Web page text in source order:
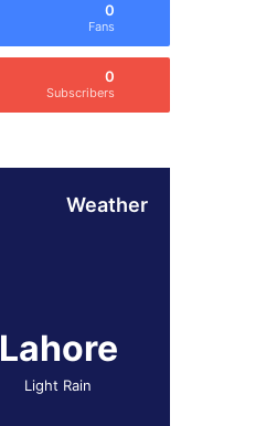
0
Fans
0
Subscribers
Weather
Lahore
Light Rain